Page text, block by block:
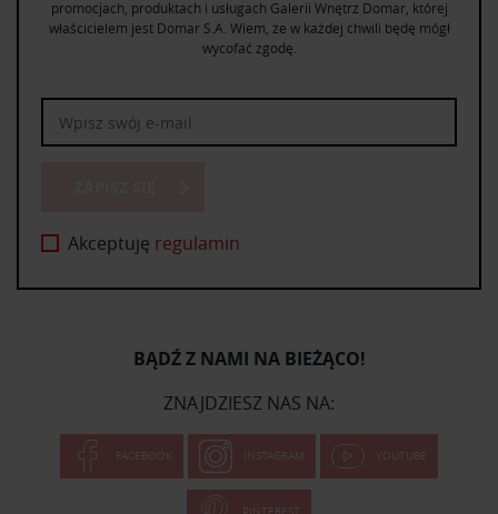
promocjach, produktach i usługach Galerii Wnętrz Domar, której
właścicielem jest Domar S.A. Wiem, że w każdej chwili będę mógł
wycofać zgodę.
Akceptuję regulamin
BĄDŹ Z NAMI NA BIEŻĄCO!
ZNAJDZIESZ NAS NA:
FACEBOOK INSTAGRAM YOUTUBE
PINTEREST